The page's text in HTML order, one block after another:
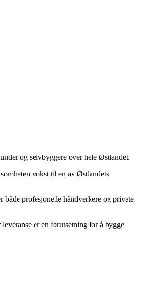
og selvbyggere over hele Østlandet.
vokst til en av Østlandets
profesjonelle håndverkere og private
er en forutsetning for å bygge